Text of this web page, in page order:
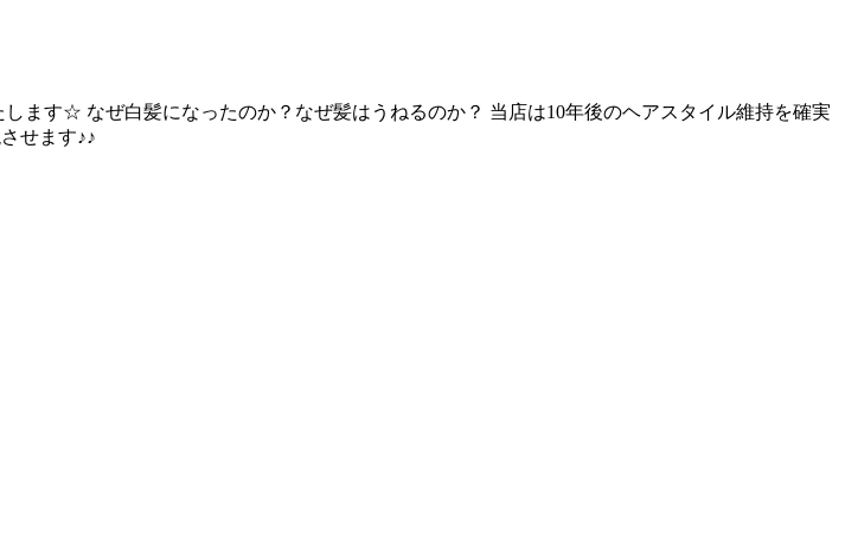
ます☆ なぜ白髪になったのか？なぜ髪はうねるのか？ 当店は10年後のヘアスタイル維持を確実
せます♪♪